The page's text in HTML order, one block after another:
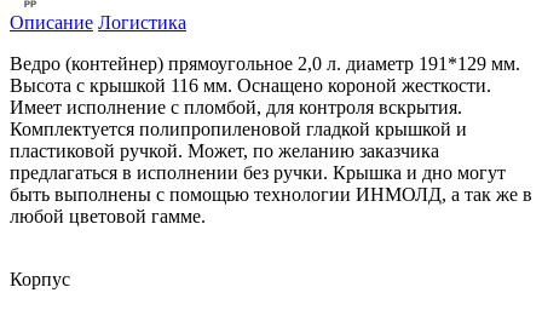
Описание Логистика
Ведро (контейнер) прямоугольное 2,0 л. диаметр 191*129 мм.
Высота с крышкой 116 мм. Оснащено короной жесткости.
Имеет исполнение с пломбой, для контроля вскрытия.
Комплектуется полипропиленовой гладкой крышкой и
пластиковой ручкой. Может, по желанию заказчика
предлагаться в исполнении без ручки. Крышка и дно могут
быть выполнены с помощью технологии ИНМОЛД, а так же в
любой цветовой гамме.
Корпус